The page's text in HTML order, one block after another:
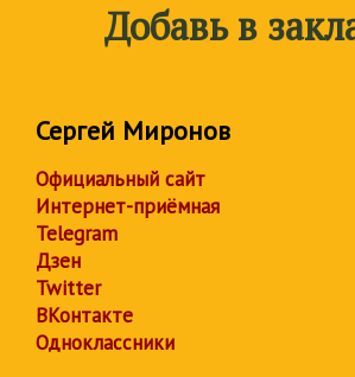
Добавь в
Сергей Миронов
Официальный сайт
Интернет-приёмная
Telegram
Дзен
Twitter
ВКонтакте
Одноклассники